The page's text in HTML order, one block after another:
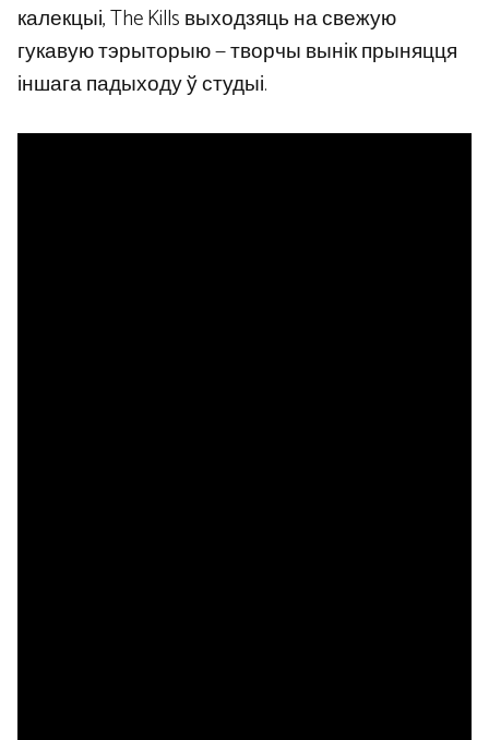
калекцыі, The Kills выходзяць на свежую
гукавую тэрыторыю — творчы вынік прыняцця
іншага падыходу ў студыі.